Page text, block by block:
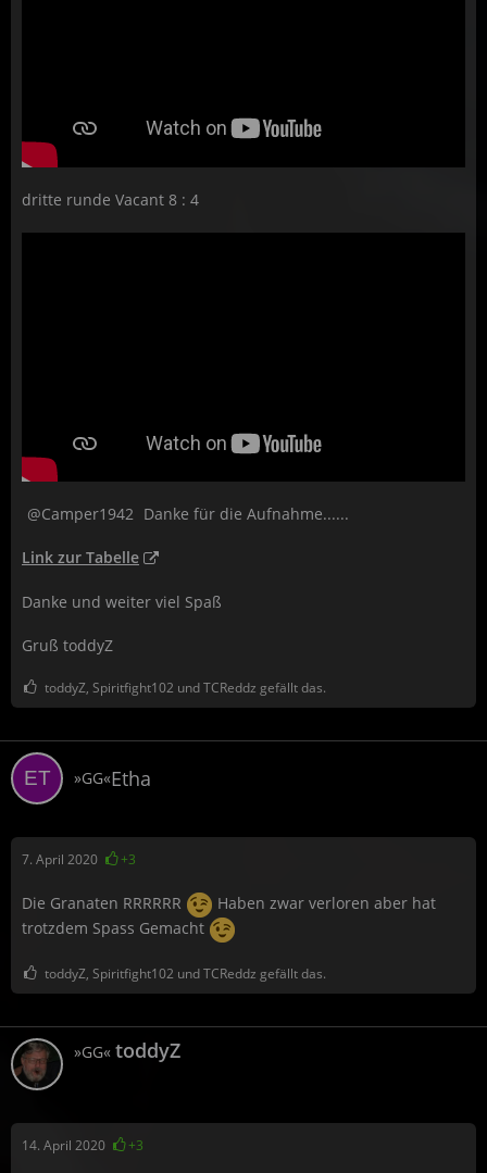
dritte runde Vacant 8 : 4
Camper1942 Danke für die Aufnahme......
Link zur Tabelle
Danke und weiter viel Spaß
Gruß toddyZ
toddyZ, Spiritfight102 und TCReddz gefällt das.
»GG«Etha
7. April 2020 +3
Die Granaten RRRRRR
Haben zwar verloren aber hat
trotzdem Spass Gemacht
toddyZ, Spiritfight102 und TCReddz gefällt das.
»GG« toddyZ
14. April 2020 +3